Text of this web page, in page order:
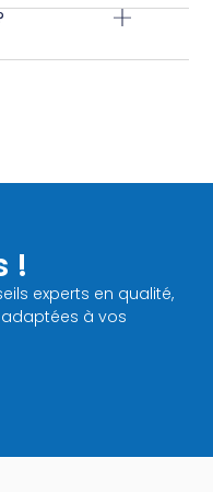
!​
experts en qualité,
à vos